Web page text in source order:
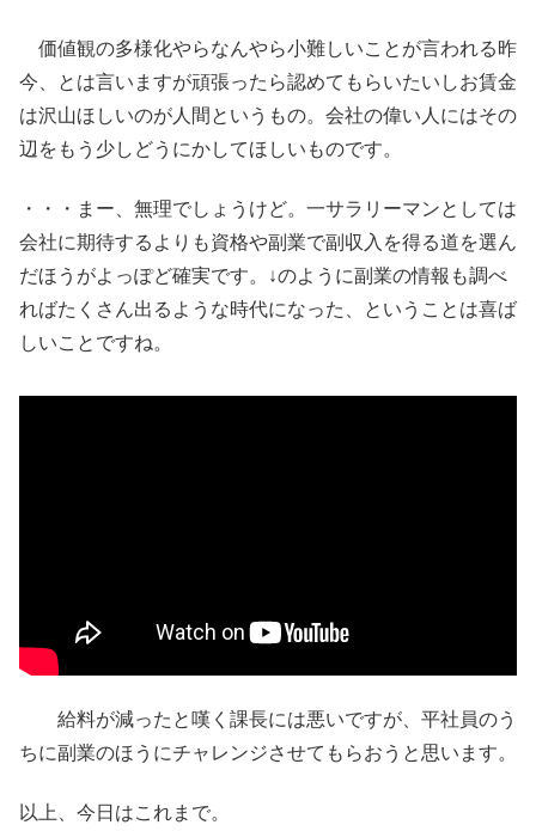
価値観の多様化やらなんやら小難しいことが言われる昨
今、とは言いますが頑張ったら認めてもらいたいしお賃金
は沢山ほしいのが人間というもの。会社の偉い人にはその
辺をもう少しどうにかしてほしいものです。
・・・まー、無理でしょうけど。一サラリーマンとしては
会社に期待するよりも資格や副業で副収入を得る道を選ん
だほうがよっぽど確実です。↓のように副業の情報も調べ
ればたくさん出るような時代になった、ということは喜ば
しいことですね。
給料が減ったと嘆く課長には悪いですが、平社員のう
ちに副業のほうにチャレンジさせてもらおうと思います。
以上、今日はこれまで。